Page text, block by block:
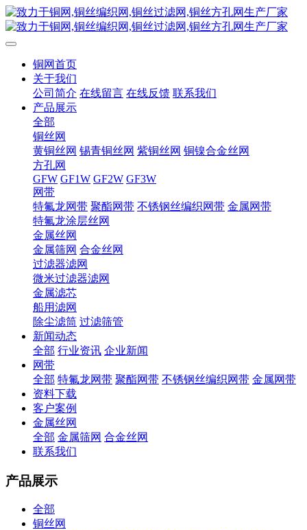
铜网首页
关于我们
公司简介 在线留言 在线反馈 联系我们
产品展示
全部
铜丝网
黄铜丝网 锡青铜丝网 紫铜丝网 铜镍合金丝网
方孔网
GFW GF1W GF2W GF3W
网带
特氟龙网带 聚酯网带 不锈钢丝编织网带 金属网带
特氟龙涂层丝网
金属丝网
金属筛网 合金丝网
过滤器滤网
微米过滤器滤网
金属滤芯
船用滤网
除尘滤筒 过滤筛管
新闻动态
全部 行业资讯 企业新闻
网带
全部 特氟龙网带 聚酯网带 不锈钢丝编织网带 金属网带
资料下载
客户案例
金属丝网
全部 金属筛网 合金丝网
联系我们
产品展示
全部
铜丝网